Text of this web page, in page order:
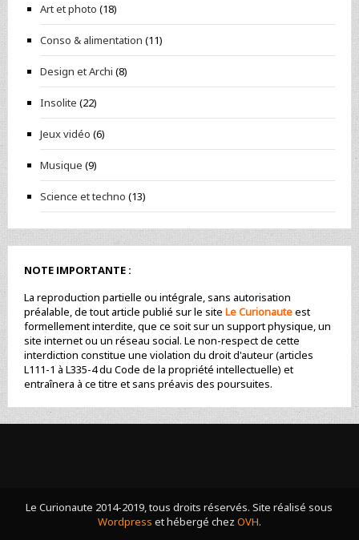
Art et photo (18)
Conso & alimentation (11)
Design et Archi (8)
Insolite (22)
Jeux vidéo (6)
Musique (9)
Science et techno (13)
NOTE IMPORTANTE :
La reproduction partielle ou intégrale, sans autorisation
préalable, de tout article publié sur le site Le Curionauteest
formellement interdite, que ce soit sur un support physique, un
site internet ou un réseau social. Le non-respect de cette
interdiction constitue une violation du droit d'auteur (articles
L111-1 à L335-4 du Code de la propriété intellectuelle) et
entraînera à ce titre et sans préavis des poursuites.
Le Curionaute 2014-2019, tous droits réservés. Site réalisé sous
Wordpress et hébergé chez OVH.